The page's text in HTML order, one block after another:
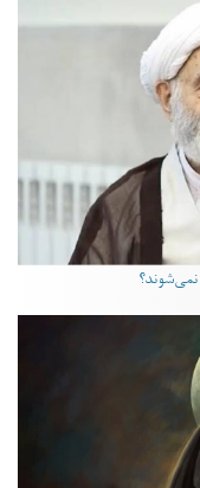
نمی‌شوند؟